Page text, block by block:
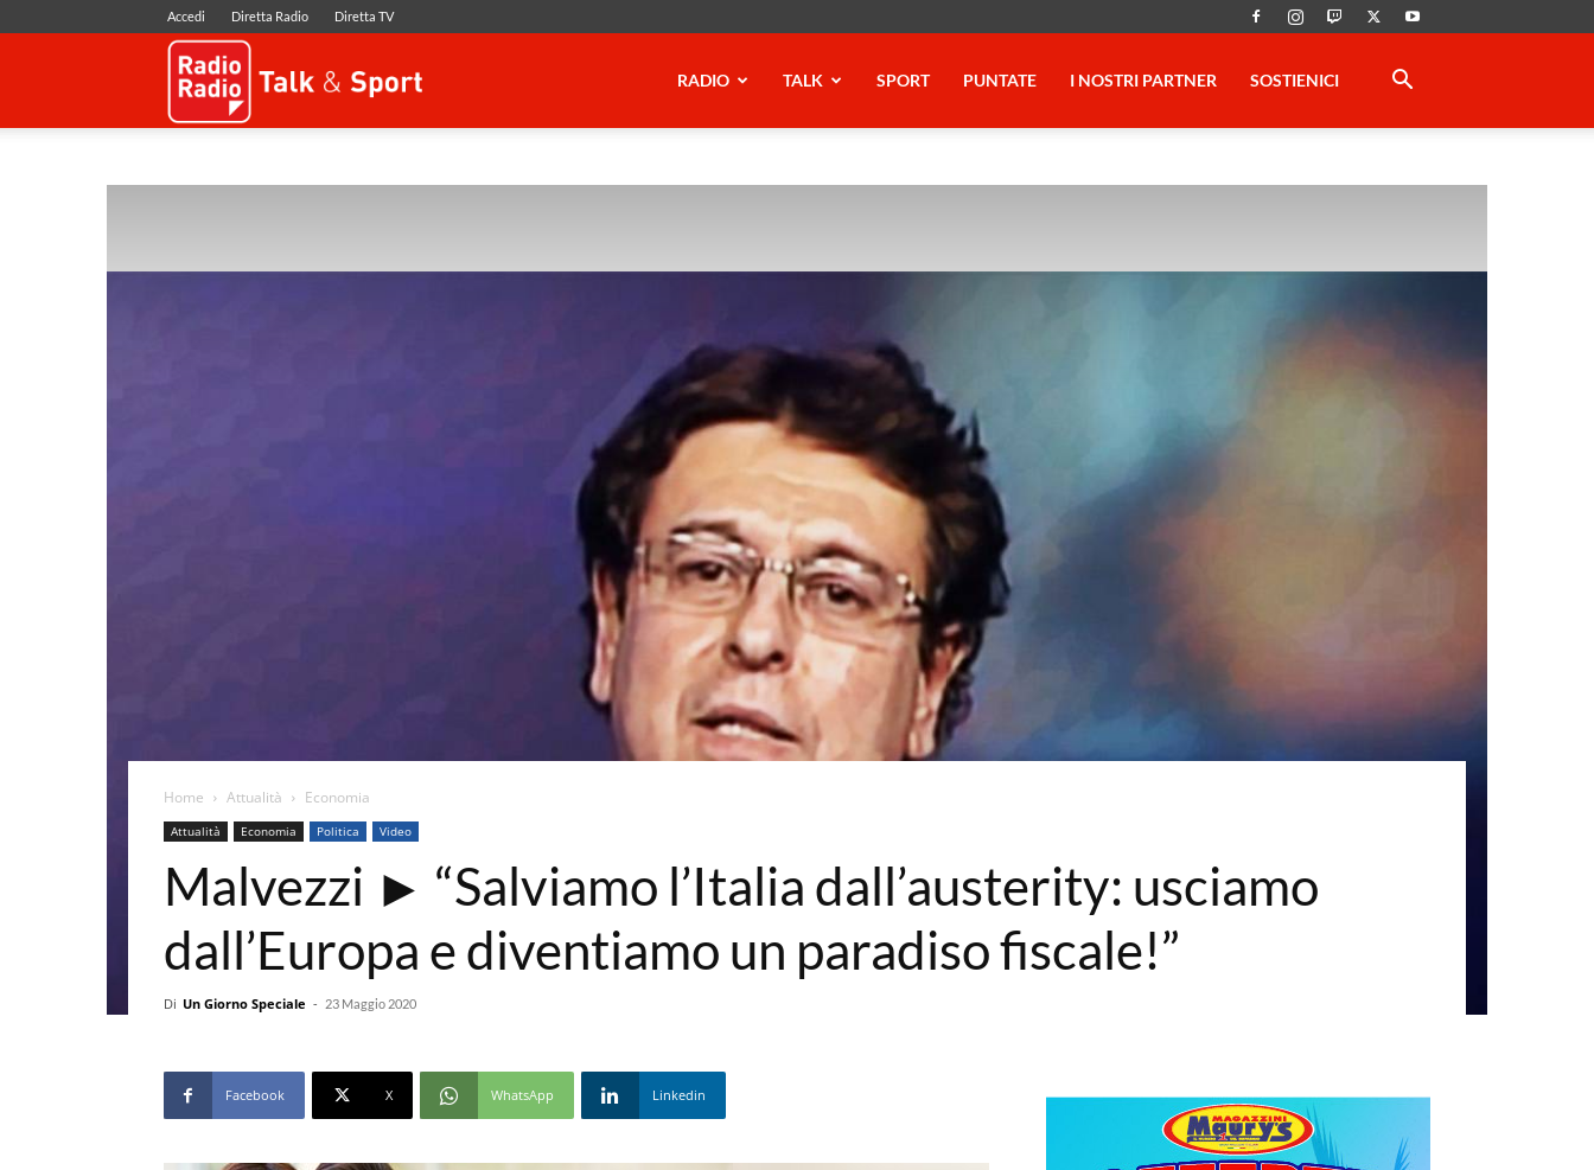
Accedi Diretta Radio Diretta TV
RADIO TALK SPORT PUNTATE I NOSTRI PARTNER SOSTIENICI
Home Attualità Economia
Attualità Economia Politica Video
Malvezzi ► “Salviamo l’Italia dall’austerity: usciamo
dall’Europa e diventiamo un paradiso fiscale!”
Di Un Giorno Speciale - 23 Maggio 2020
Facebook X WhatsApp Linkedin